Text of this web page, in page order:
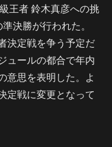
王者 鈴木真彦への挑
決勝が行われた。
決定戦を争う予定だ
ュールの都合で年内
意思を表明した。よ
定戦に変更となって